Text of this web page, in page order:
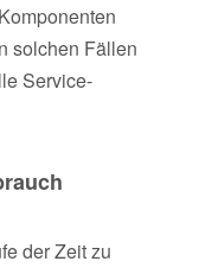
solchen Fällen
Service-
der Zeit zu